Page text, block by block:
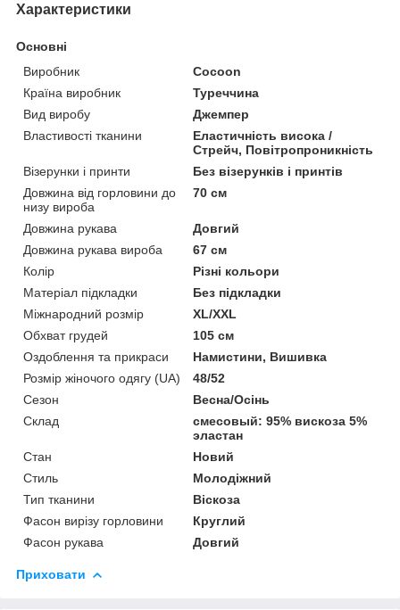
Характеристики
Основні
Виробник
Cocoon
Країна виробник
Туреччина
Вид виробу
Джемпер
Властивості тканини
Еластичність висока /
Стрейч, Повітропроникність
Візерунки і принти
Без візерунків і принтів
Довжина від горловини до
низу вироба
70 см
Довжина рукава
Довгий
Довжина рукава вироба
67 см
Колір
Різні кольори
Матеріал підкладки
Без підкладки
Міжнародний розмір
XL/XXL
Обхват грудей
105 см
Оздоблення та прикраси
Намистини, Вишивка
Розмір жіночого одягу (UA)
48/52
Сезон
Весна/Осінь
Склад
смесовый: 95% вискоза 5%
эластан
Стан
Новий
Стиль
Молодіжний
Тип тканини
Віскоза
Фасон вирізу горловини
Круглий
Фасон рукава
Довгий
Приховати